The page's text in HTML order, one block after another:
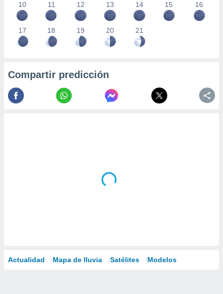
10 11 12 13 14 15 16
17 18 19 20 21
Compartir predicción
Actualidad Mapa de lluvia Satélites Modelos